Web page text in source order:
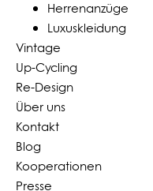
Herrenanzüge
Luxuskleidung
Vintage
Up-Cycling
Re-Design
Über uns
Kontakt
Blog
Kooperationen
Presse